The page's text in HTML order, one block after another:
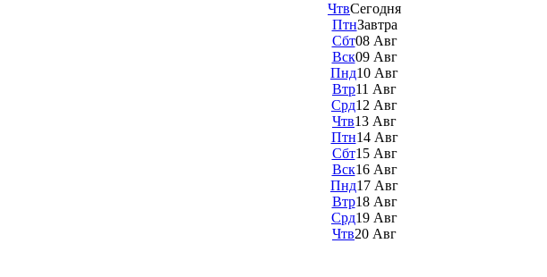
ЧтвСегодня
ПтнЗавтра
Сбт08 Авг
Вск09 Авг
Пнд10 Авг
Втр11 Авг
Срд12 Авг
Чтв13 Авг
Птн14 Авг
Сбт15 Авг
Вск16 Авг
Пнд17 Авг
Втр18 Авг
Срд19 Авг
Чтв20 Авг